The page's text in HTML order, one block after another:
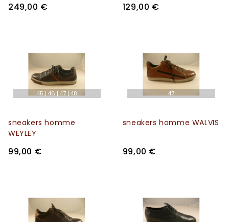
249,00 € 129,00 €
45 46 47 48
sneakers homme
WEYLEY
99,00 €
47
sneakers homme WALVIS
99,00 €